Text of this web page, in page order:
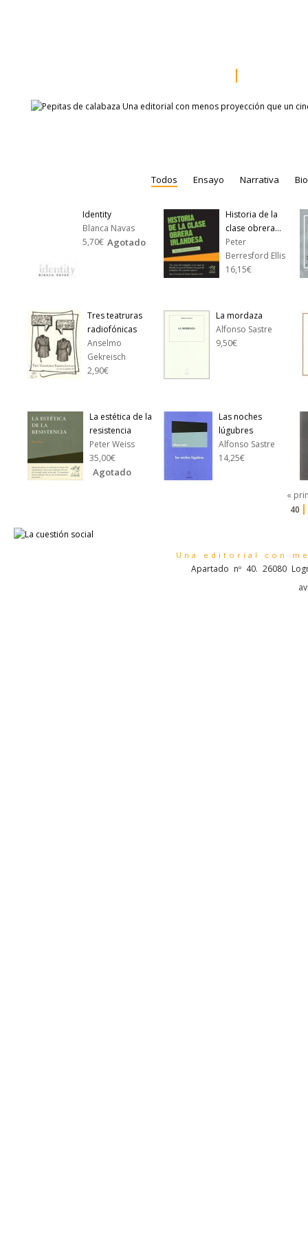
Todos Ensayo Narrativa
Identity
Blanca Navas
5,70€ Agotado
Historia de la
clase obrera...
Peter
Berresford Ellis
16,15€
Tres teatruras
radiofónicas
Anselmo
Gekreisch
2,90€
La mordaza
Alfonso Sastre
9,50€
La estética de la
resistencia
Peter Weiss
35,00€
Agotado
Las noches
lúgubres
Alfonso Sastre
14,25€
«
40
Una editorial con
Apartado nº 40. 26080